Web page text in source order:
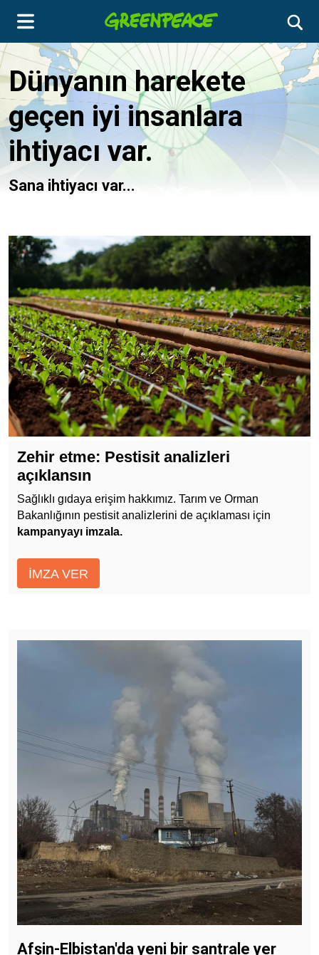
Dünyanın harekete
geçen iyi insanlara
ihtiyacı var.
Sana ihtiyacı var...
Zehir etme: Pestisit analizleri
açıklansın
Sağlıklı gıdaya erişim hakkımız. Tarım ve Orman
Bakanlığının pestisit analizlerini de açıklaması için
kampanyayı imzala.
İMZA VER
Afşin-Elbistan'da yeni bir santrale yer